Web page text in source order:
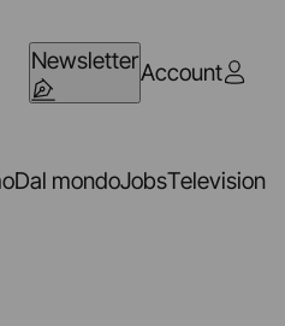
NewsletterAccount
Dal mondoJobsTelevision